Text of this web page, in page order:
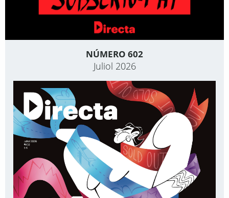
NÚMERO 602
Juliol 2026